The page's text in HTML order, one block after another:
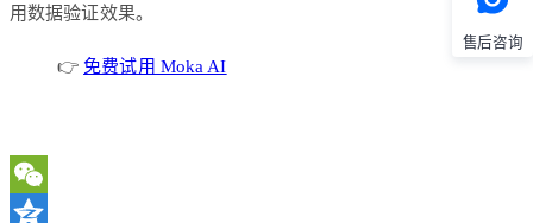
售后咨询
用数据验证效果。
👉免费试用 Moka AI
WeChat